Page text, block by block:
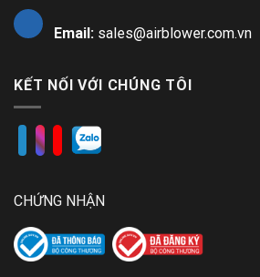
Email: sales@airblower.com.vn
KẾT NỐI VỚI CHÚNG TÔI
CHỨNG NHẬN